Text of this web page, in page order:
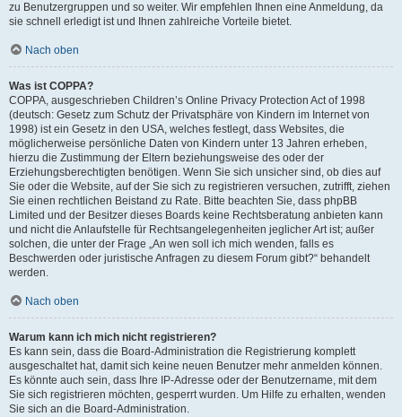
zu Benutzergruppen und so weiter. Wir empfehlen Ihnen eine Anmeldung, da
sie schnell erledigt ist und Ihnen zahlreiche Vorteile bietet.
Nach oben
Was ist COPPA?
COPPA, ausgeschrieben Children’s Online Privacy Protection Act of 1998
(deutsch: Gesetz zum Schutz der Privatsphäre von Kindern im Internet von
1998) ist ein Gesetz in den USA, welches festlegt, dass Websites, die
möglicherweise persönliche Daten von Kindern unter 13 Jahren erheben,
hierzu die Zustimmung der Eltern beziehungsweise des oder der
Erziehungsberechtigten benötigen. Wenn Sie sich unsicher sind, ob dies auf
Sie oder die Website, auf der Sie sich zu registrieren versuchen, zutrifft, ziehen
Sie einen rechtlichen Beistand zu Rate. Bitte beachten Sie, dass phpBB
Limited und der Besitzer dieses Boards keine Rechtsberatung anbieten kann
und nicht die Anlaufstelle für Rechtsangelegenheiten jeglicher Art ist; außer
solchen, die unter der Frage „An wen soll ich mich wenden, falls es
Beschwerden oder juristische Anfragen zu diesem Forum gibt?“ behandelt
werden.
Nach oben
Warum kann ich mich nicht registrieren?
Es kann sein, dass die Board-Administration die Registrierung komplett
ausgeschaltet hat, damit sich keine neuen Benutzer mehr anmelden können.
Es könnte auch sein, dass Ihre IP-Adresse oder der Benutzername, mit dem
Sie sich registrieren möchten, gesperrt wurden. Um Hilfe zu erhalten, wenden
Sie sich an die Board-Administration.